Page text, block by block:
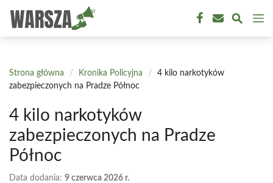
treści
Strona główna / Kronika Policyjna /
4 kilo narkotyków
zabezpieczonych na Pradze Północ
4 kilo narkotyków
zabezpieczonych na Pradze
Północ
Data dodania: 9 czerwca 2026 r.